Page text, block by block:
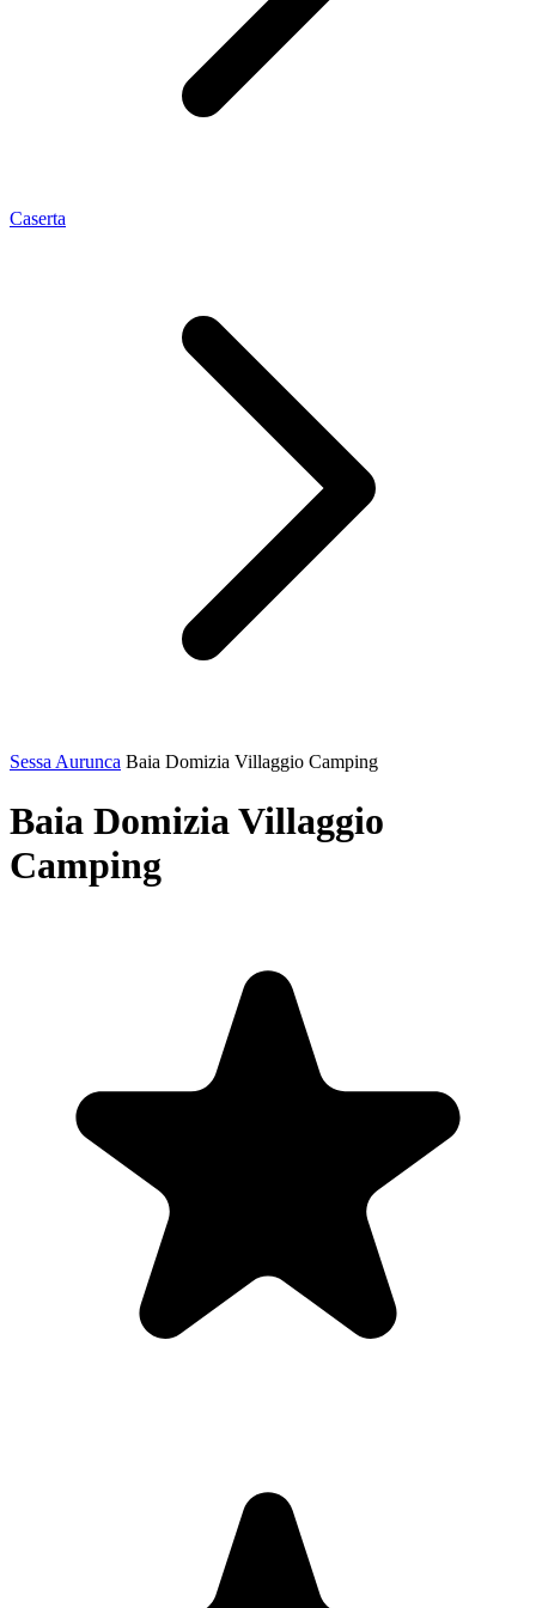
Caserta
Sessa Aurunca Baia Domizia Villaggio Camping
Baia Domizia Villaggio
Camping